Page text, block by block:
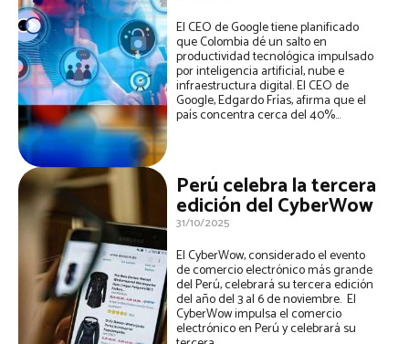
El CEO de Google tiene planificado
que Colombia dé un salto en
productividad tecnológica impulsado
por inteligencia artificial, nube e
infraestructura digital. El CEO de
Google, Edgardo Frías, afirma que el
país concentra cerca del 40%...
Perú celebra la tercera
edición del CyberWow
31/10/2025
El CyberWow, considerado el evento
de comercio electrónico más grande
del Perú, celebrará su tercera edición
del año del 3 al 6 de noviembre. El
CyberWow impulsa el comercio
electrónico en Perú y celebrará su